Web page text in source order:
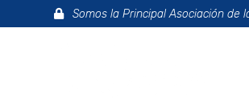
Somos la Principal Asociación de